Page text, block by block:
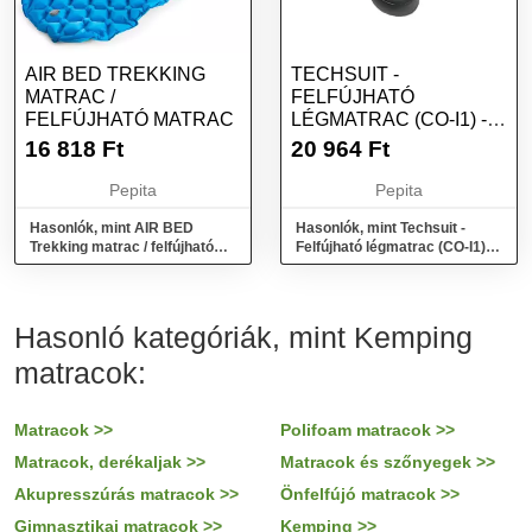
AIR BED TREKKING
MATRAC /
FELFÚJHATÓ MATRAC
16 818 Ft
Pepita
Hasonlók, mint AIR BED
Trekking matrac / felfújható
matrac
TECHSUIT -
FELFÚJHATÓ
LÉGMATRAC (CO-I1) -
AUTÓS UTAZÁSHOZ,
20 964 Ft
Pepita
Hasonlók, mint Techsuit -
Felfújható légmatrac (CO-I1) -
autós utazáshoz, párnák...
Hasonló kategóriák, mint Kemping
matracok:
Matracok >>
Polifoam matracok >>
Matracok, derékaljak >>
Matracok és szőnyegek >>
Akupresszúrás matracok >>
Önfelfújó matracok >>
Gimnasztikai matracok >>
Kemping >>